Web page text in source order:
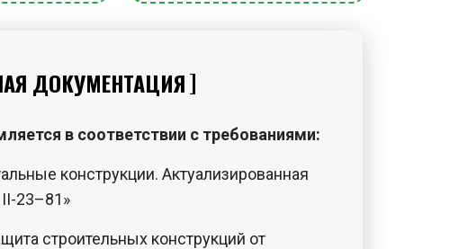
ДОКУМЕНТАЦИЯ
в соответствии с требованиями:
конструкции. Актуализированная
23–81»
строительных конструкций от